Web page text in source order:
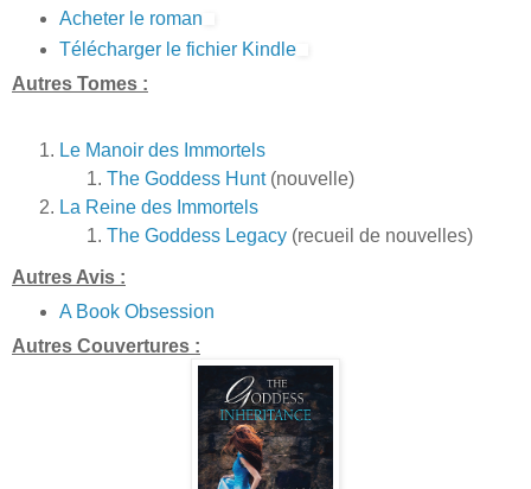
Acheter le roman
Télécharger le fichier Kindle
Autres Tomes :
Le Manoir des Immortels
The Goddess Hunt(nouvelle)
La Reine des Immortels
The Goddess Legacy (recueil de nouvelles)
Autres Avis :
A Book Obsession
Autres Couvertures :